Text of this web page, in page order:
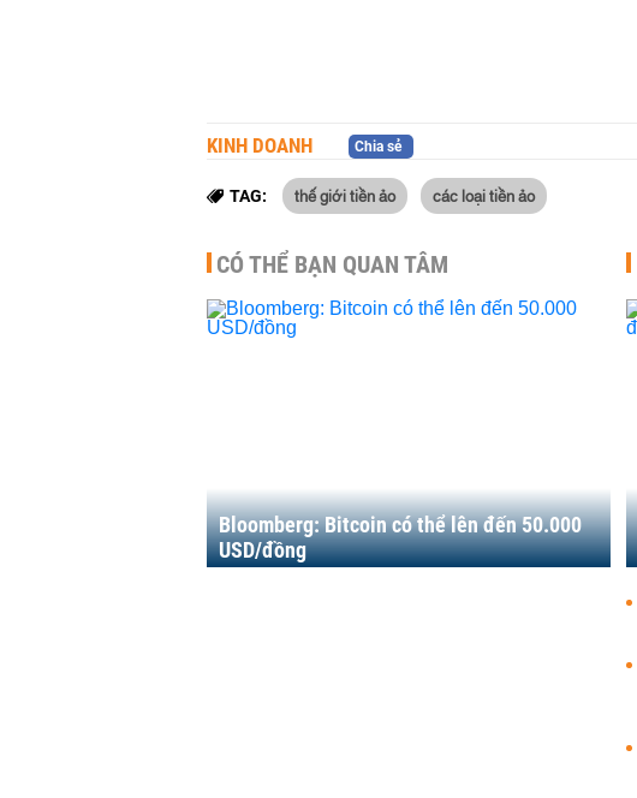
KINH DOANH Chia sẻ
TAG: thế giới tiền ảo các loại tiền ảo
CÓ THỂ BẠN QUAN TÂM
Bloomberg: Bitcoin có thể lên đến 50.000
USD/đồng